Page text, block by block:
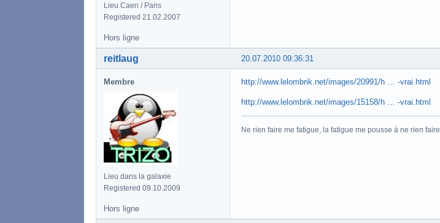
Lieu Caen / Paris
Registered 21.02.2007
Hors ligne
20.07.2010 09:36:31
reitlaug
Membre
Lieu dans la galaxie
Registered 09.10.2009
http://www.lelombrik.net/images/20991/h … -vrai.html
http://www.lelombrik.net/images/15158/h … -vrai.html
Ne rien faire me fatigue, la fatigue me pousse à ne rien faire.
Hors ligne